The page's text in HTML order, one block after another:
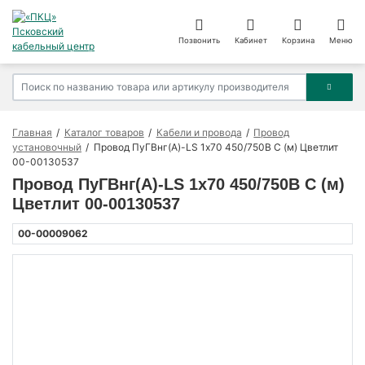
Позвонить Кабинет Корзина Меню
Главная Каталог товаров Кабели и провода
Провод
установочный
Провод ПуГВнг(А)-LS 1х70 450/750В С (м) Цветлит
00-00130537
Провод ПуГВнг(А)-LS 1х70 450/750В С (м)
Цветлит 00-00130537
00-00009062